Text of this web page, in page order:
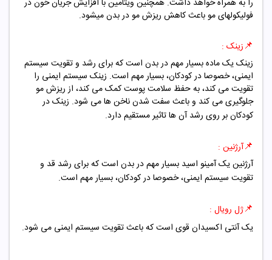
فولیکولهای مو باعث کاهش ریزش مو در بدن میشود.
📌زینک :
زینک یک ماده بسیار مهم در بدن است که برای رشد و تقویت سیستم
ایمنی، خصوصا در کودکان، بسیار مهم است. زینک سیستم ایمنی را
تقویت می کند، به حفظ سلامت پوست کمک می کند، از ریزش مو
جلوگیری می کند و باعث سفت شدن ناخن ها می شود. زینک در
کودکان بر روی رشد آن ها تاثیر مستقیم دارد.
📌آرژنین :
آرژنین یک آمینو اسید بسیار مهم در بدن است که برای رشد قد و
تقویت سیستم ایمنی، خصوصا در کودکان، بسیار مهم است.
📌ژل رویال :
یک آنتی اکسیدان قوی است که باعث تقویت سیستم ایمنی می شود.